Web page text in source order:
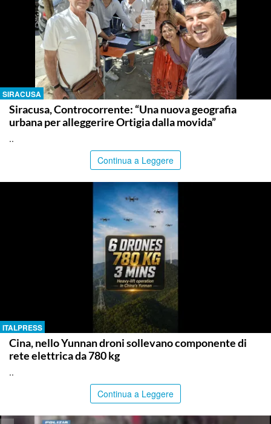
SIRACUSA
Siracusa, Controcorrente: “Una nuova geografia
urbana per alleggerire Ortigia dalla movida”
..
Continua a Leggere
ITALPRESS
Cina, nello Yunnan droni sollevano componente di
rete elettrica da 780 kg
..
Continua a Leggere